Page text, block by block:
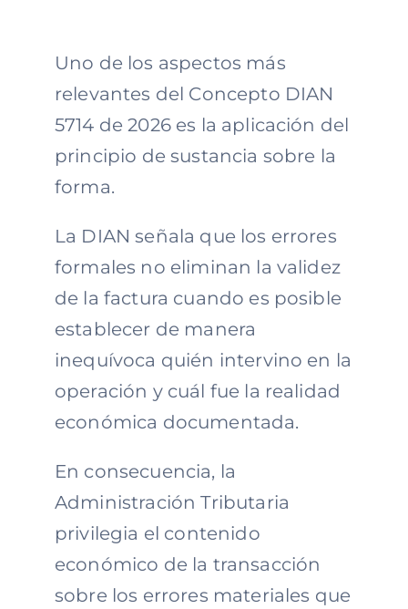
Uno de los aspectos más
relevantes del Concepto DIAN
5714 de 2026 es la aplicación del
principio de sustancia sobre la
forma.
La DIAN señala que los errores
formales no eliminan la validez
de la factura cuando es posible
establecer de manera
inequívoca quién intervino en la
operación y cuál fue la realidad
económica documentada.
En consecuencia, la
Administración Tributaria
privilegia el contenido
económico de la transacción
sobre los errores materiales que